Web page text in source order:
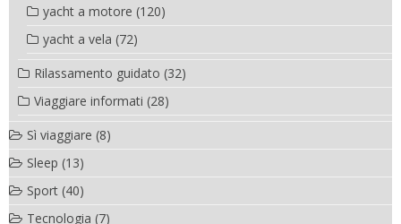
yacht a motore (120)
yacht a vela (72)
Rilassamento guidato (32)
Viaggiare informati (28)
Sì viaggiare (8)
Sleep (13)
Sport (40)
Tecnologia (7)